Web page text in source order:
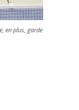
en plus, garde